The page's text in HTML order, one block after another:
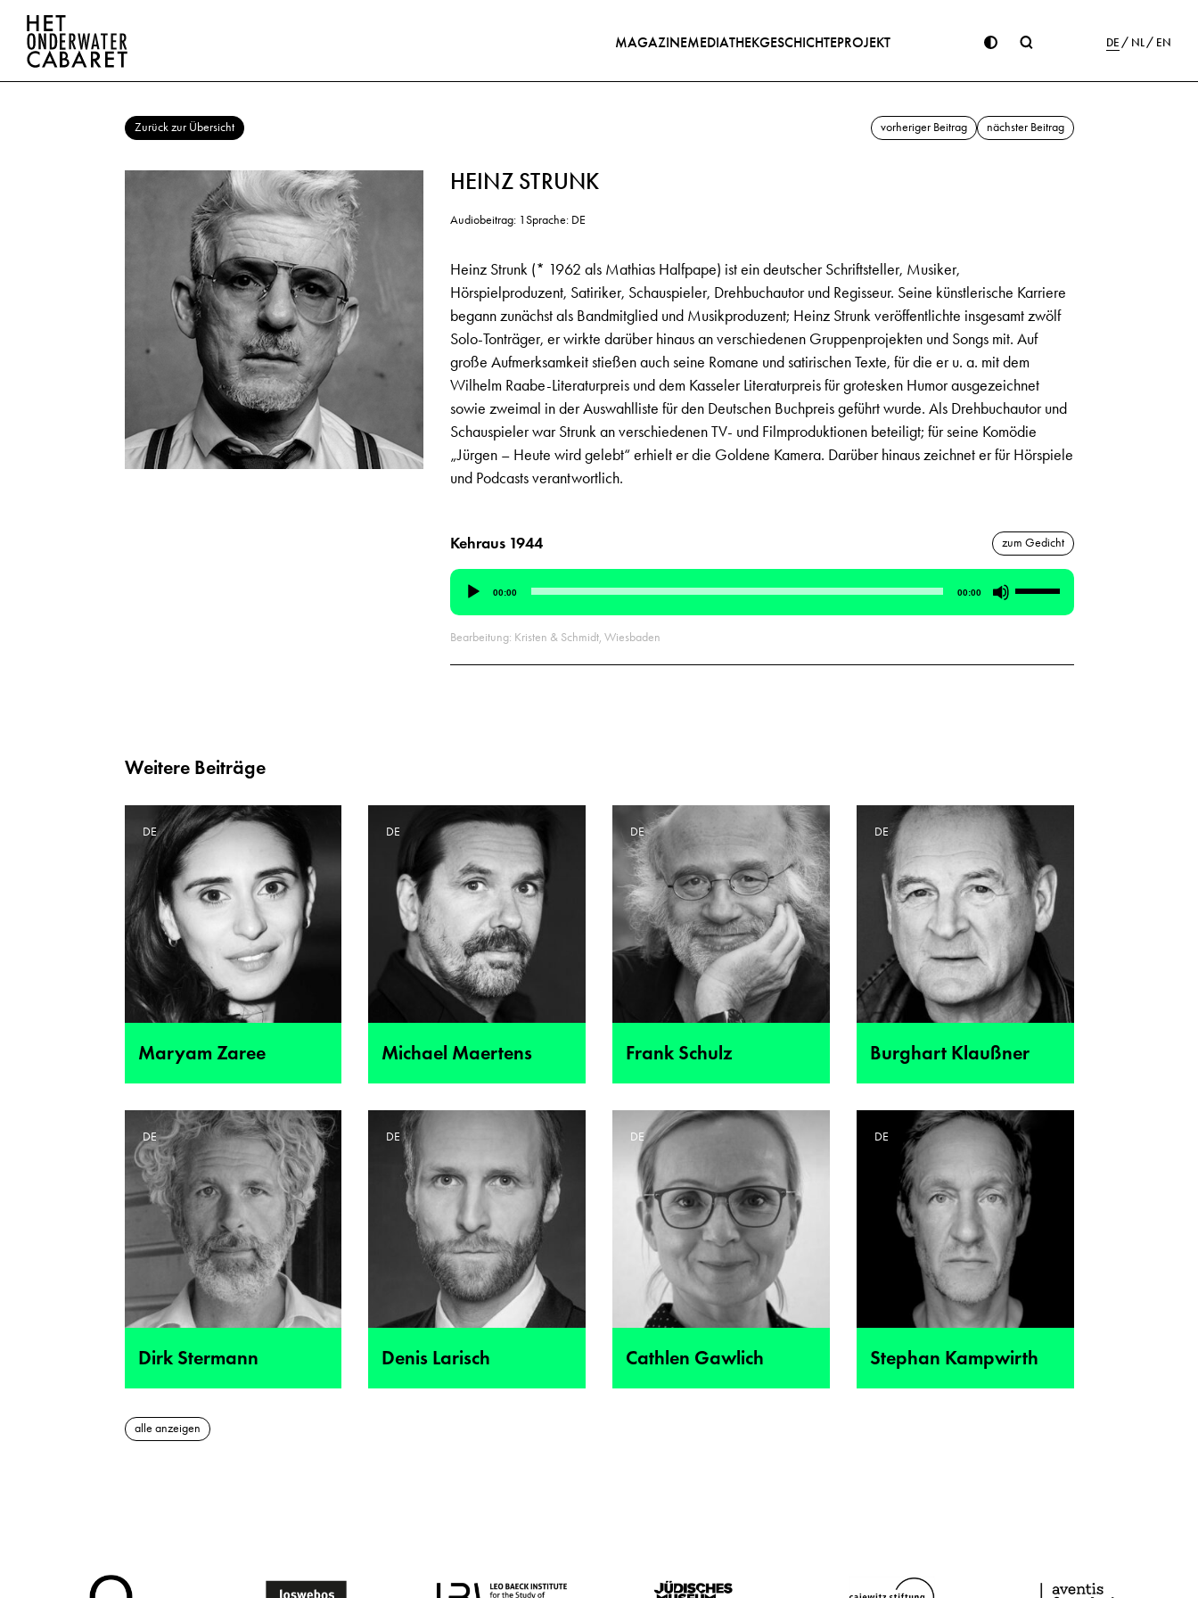
MAGAZINEMEDIATHEKGESCHICHTEPROJEKT DE NL EN
Zurück zur Übersicht vorheriger Beitrag nächster Beitrag
HEINZ STRUNK
Audiobeitrag: 1Sprache: DE
Heinz Strunk (* 1962 als Mathias Halfpape) ist ein deutscher Schriftsteller, Musiker,
Hörspielproduzent, Satiriker, Schauspieler, Drehbuchautor und Regisseur. Seine künstlerische Karriere
begann zunächst als Bandmitglied und Musikproduzent; Heinz Strunk veröffentlichte insgesamt zwölf
Solo-Tonträger, er wirkte darüber hinaus an verschiedenen Gruppenprojekten und Songs mit. Auf
große Aufmerksamkeit stießen auch seine Romane und satirischen Texte, für die er u. a. mit dem
Wilhelm Raabe-Literaturpreis und dem Kasseler Literaturpreis für grotesken Humor ausgezeichnet
sowie zweimal in der Auswahlliste für den Deutschen Buchpreis geführt wurde. Als Drehbuchautor und
Schauspieler war Strunk an verschiedenen TV- und Filmproduktionen beteiligt; für seine Komödie
„Jürgen – Heute wird gelebt“ erhielt er die Goldene Kamera. Darüber hinaus zeichnet er für Hörspiele
und Podcasts verantwortlich.
Kehraus 1944 zum Gedicht
Audio-
Player
00:00 00:00
Pfeiltasten
Hoch/Runter
Bearbeitung: Kristen & Schmidt, Wiesbaden
Weitere Beiträge
Maryam Zaree
DE
Michael Maertens
DE
Frank Schulz
DE
Burghart Klaußner
DE
Dirk Stermann
DE
Denis Larisch
DE
Cathlen Gawlich
DE
Stephan Kampwirth
DE
alle anzeigen